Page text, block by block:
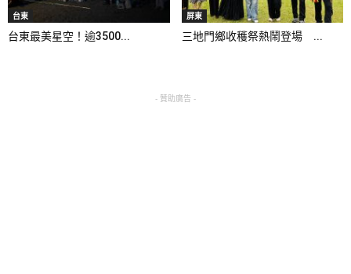
台東
台東最美星空！逾3500...
屏東
三地門鄉收穫祭熱鬧登場 ...
- 贊助廣告 -